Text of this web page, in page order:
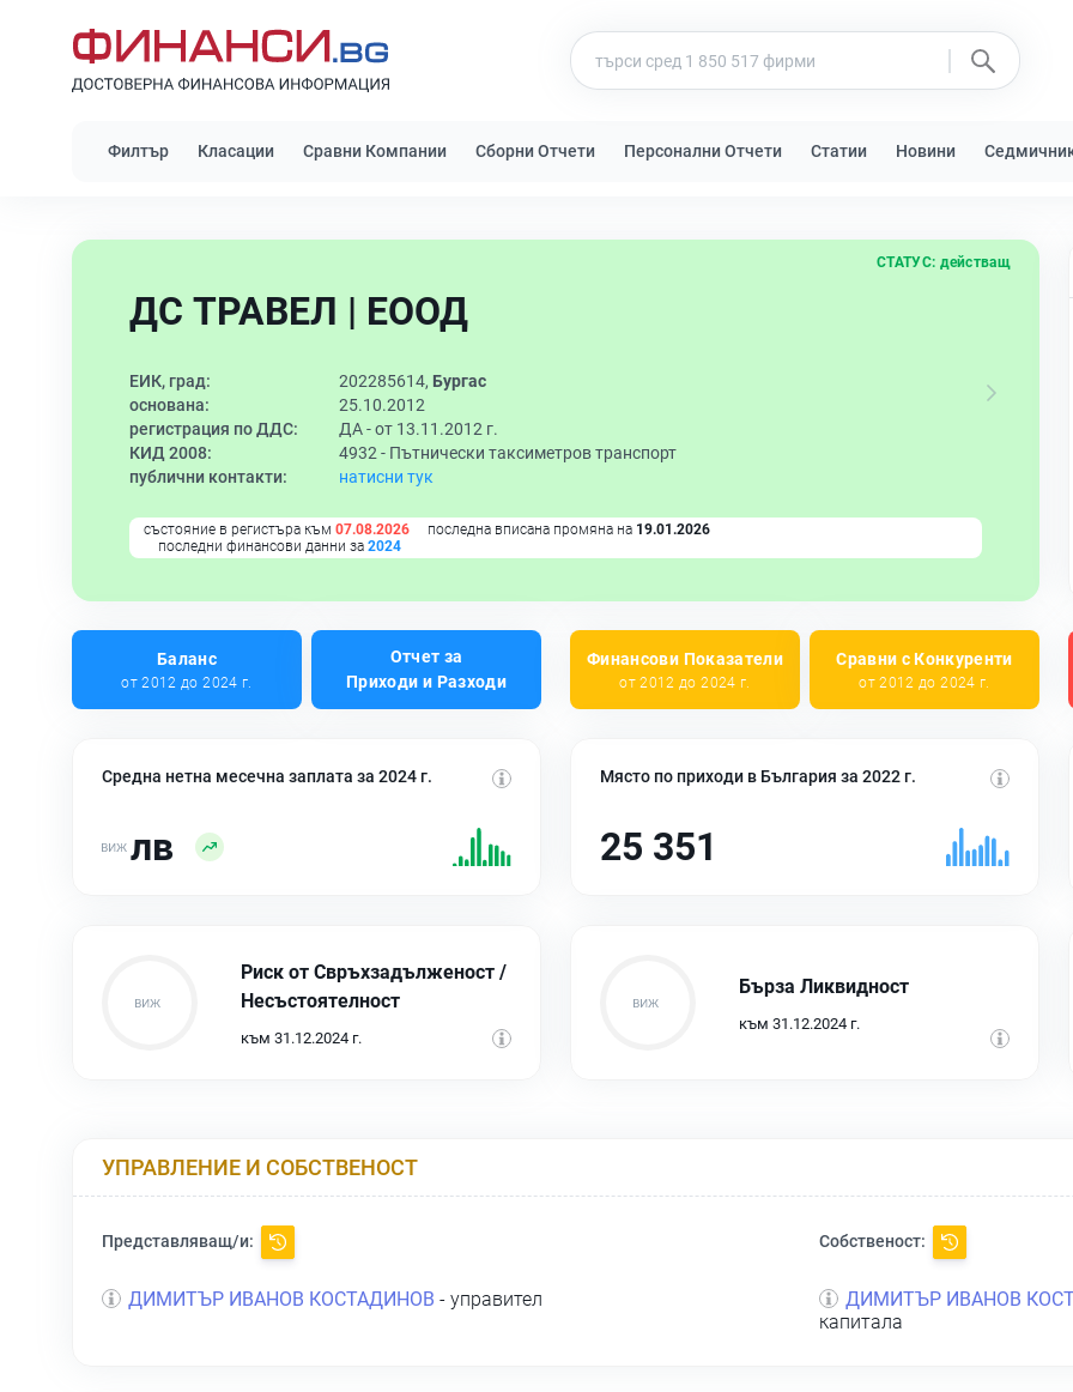
Филтър Класации Сравни Компании Сборни Отчети Персонални Отчети Статии Новини
ДС ТРАВЕЛ | ЕООД
СТАТУС: действащ
ЕИК, град: 202285614, Бургас
основана:
25.10.2012
регистрация по ДДС:
ДА - от 13.11.2012 г.
КИД 2008:
4932 - Пътнически таксиметров транспорт
публични контакти:
натисни тук
състояние в регистъра към 07.08.2026 последна вписана промяна на 19.01.2026
последни финансови данни за 2024
Баланс
от 2012 до 2024 г.
Отчет за
Приходи и Разходи
Финансови Показатели
от 2012 до 2024 г.
Сравни с Конкуренти
от 2012 до 2024 г.
Средна нетна месечна заплата за 2024 г.
лв
Място по приходи в България за 2022 г.
25 351
Риск от Свръхзадълженост /
Несъстоятелност
към 31.12.2024 г.
Бърза Ликвидност
към 31.12.2024 г.
УПРАВЛЕНИЕ И СОБСТВЕНОСТ
Представляващ/и:
ДИМИТЪР ИВАНОВ КОСТАДИНОВ - управител
Собственост:
ДИМИТЪР ИВАНОВ
капитала